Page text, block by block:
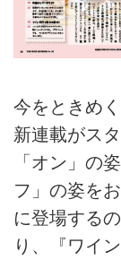
今をときめ
新連載がス
「オン」の
フ」の姿を
に登場する
り、『ワイ